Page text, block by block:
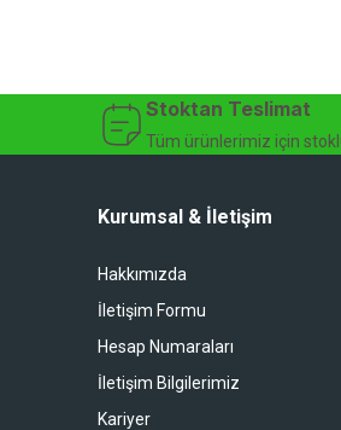
elime ulaştı ürünler kaliteli duruyor koltuk
ihtiyaç durumunda tekrardan buradan alışveriş
Stoktan Teslimat
Tüm ürünlerimiz için
Kurumsal & İletişim
Hakkımızda
İletişim Formu
Hesap Numaraları
İletişim Bilgilerimiz
Kariyer